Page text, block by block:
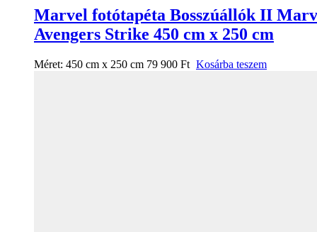
Marvel fotótapéta Bosszúállók II
Avengers Strike 450 cm x 250 cm
Méret: 450 cm x 250 cm 79 900 Ft Kosárba teszem